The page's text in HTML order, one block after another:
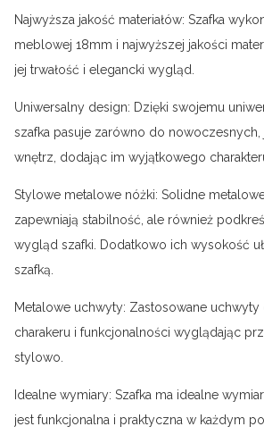
Najwyższa jakość materiałów: Szafka
meblowej 18mm i najwyższej jakości
jej trwałość i elegancki wygląd.
Uniwersalny design: Dzięki swojemu
szafka pasuje zarówno do nowoczesnych,
wnętrz, dodając im wyjątkowego
Stylowe metalowe nóżki: Solidne
zapewniają stabilność, ale również
wygląd szafki. Dodatkowo ich wysokość
szafką.
Metalowe uchwyty: Zastosowane uchwyty
charakeru i funkcjonalności wyglądając
stylowo.
Idealne wymiary: Szafka ma idealne
jest funkcjonalna i praktyczna w każdym